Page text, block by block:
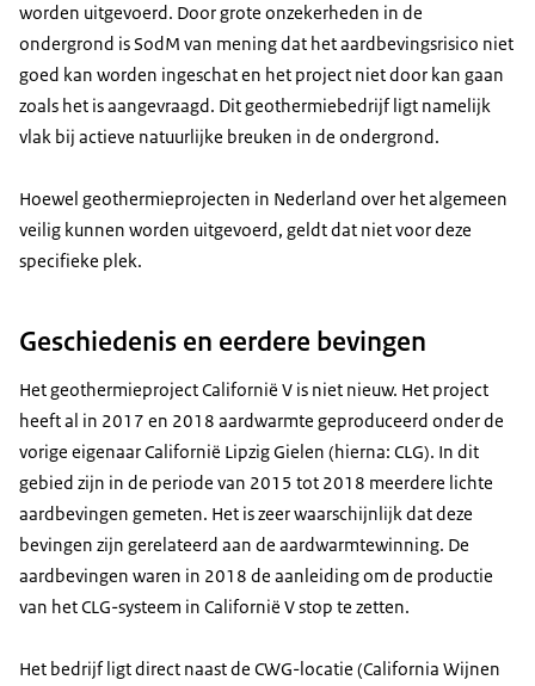
worden uitgevoerd. Door grote onzekerheden in de
ondergrond is SodM van mening dat het aardbevingsrisico niet
goed kan worden ingeschat en het project niet door kan gaan
zoals het is aangevraagd. Dit geothermiebedrijf ligt namelijk
vlak bij actieve natuurlijke breuken in de ondergrond.
Hoewel geothermieprojecten in Nederland over het algemeen
veilig kunnen worden uitgevoerd, geldt dat niet voor deze
specifieke plek.
Geschiedenis en eerdere bevingen
Het geothermieproject Californië V is niet nieuw. Het project
heeft al in 2017 en 2018 aardwarmte geproduceerd onder de
vorige eigenaar Californië Lipzig Gielen (hierna: CLG). In dit
gebied zijn in de periode van 2015 tot 2018 meerdere lichte
aardbevingen gemeten. Het is zeer waarschijnlijk dat deze
bevingen zijn gerelateerd aan de aardwarmtewinning. De
aardbevingen waren in 2018 de aanleiding om de productie
van het CLG-systeem in Californië V stop te zetten.
Het bedrijf ligt direct naast de CWG-locatie (California Wijnen